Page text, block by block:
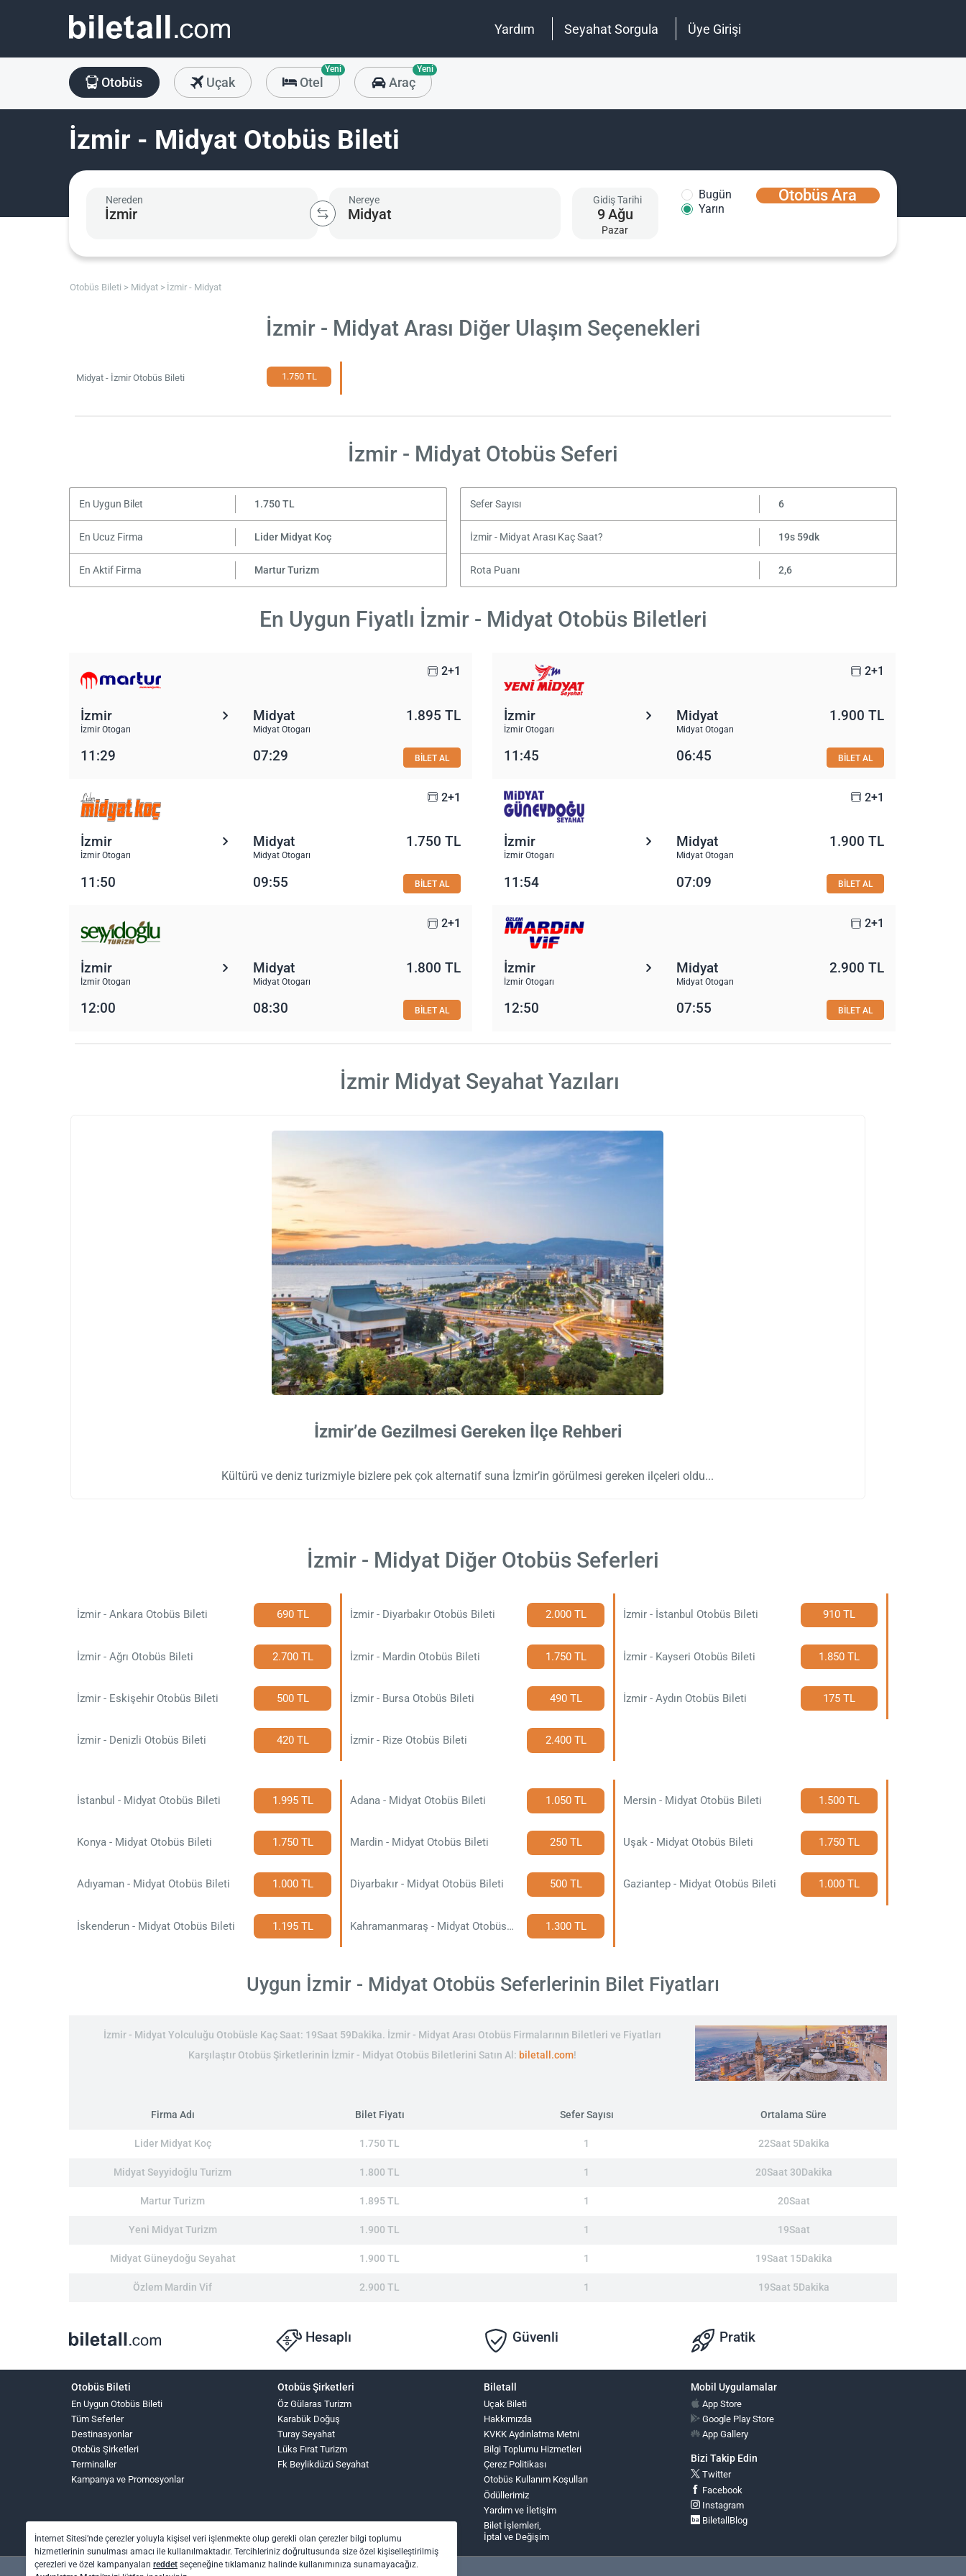
Yardım Seyahat Sorgula Üye Girişi
Otobüs Uçak Otel
Yeni
Araç
Yeni
İzmir - Midyat Otobüs Bileti
Nereden Nereye Gidiş Tarihi
9Ağu
Pazar
Bugün
Yarın
Otobüs Ara
Otobüs Bileti Midyat İzmir - Midyat
İzmir - Midyat Arası Diğer Ulaşım Seçenekleri
Midyat - İzmir Otobüs Bileti 1.750 TL
İzmir - Midyat Otobüs Seferi
En Uygun Bilet 1.750 TL Sefer Sayısı 6
En Ucuz Firma Lider Midyat Koç İzmir - Midyat Arası Kaç Saat? 19s 59dk
En Aktif Firma Martur Turizm Rota Puanı 2,6
En Uygun Fiyatlı İzmir - Midyat Otobüs Biletleri
2+1
İzmir
İzmir Otogarı
Midyat
Midyat Otogarı
1.895 TL
11:29 07:29 BİLET AL
2+1
İzmir
İzmir Otogarı
Midyat
Midyat Otogarı
1.900 TL
11:45 06:45 BİLET AL
2+1
İzmir
İzmir Otogarı
Midyat
Midyat Otogarı
1.750 TL
11:50 09:55 BİLET AL
2+1
İzmir
İzmir Otogarı
Midyat
Midyat Otogarı
1.900 TL
11:54 07:09 BİLET AL
2+1
İzmir
İzmir Otogarı
Midyat
Midyat Otogarı
1.800 TL
12:00 08:30 BİLET AL
2+1
İzmir
İzmir Otogarı
Midyat
Midyat Otogarı
2.900 TL
12:50 07:55 BİLET AL
İzmir Midyat Seyahat Yazıları
İzmir’de Gezilmesi Gereken İlçe Rehberi
Kültürü ve deniz turizmiyle bizlere pek çok alternatif suna İzmir’in görülmesi gereken ilçeleri oldu
İzmir - Midyat Diğer Otobüs Seferleri
İzmir - Ankara Otobüs Bileti 690 TL İzmir - Diyarbakır Otobüs Bileti 2.000 TL İzmir - İstanbul Otobüs Bileti 910 TL
İzmir - Ağrı Otobüs Bileti 2.700 TL İzmir - Mardin Otobüs Bileti 1.750 TL İzmir - Kayseri Otobüs Bileti 1.850 TL
İzmir - Eskişehir Otobüs Bileti 500 TL İzmir - Bursa Otobüs Bileti 490 TL İzmir - Aydın Otobüs Bileti 175 TL
İzmir - Denizli Otobüs Bileti 420 TL İzmir - Rize Otobüs Bileti 2.400 TL
İstanbul - Midyat Otobüs Bileti 1.995 TL Adana - Midyat Otobüs Bileti 1.050 TL Mersin - Midyat Otobüs Bileti 1.500 TL
Konya - Midyat Otobüs Bileti 1.750 TL Mardin - Midyat Otobüs Bileti 250 TL Uşak - Midyat Otobüs Bileti 1.750 TL
Adıyaman - Midyat Otobüs Bileti 1.000 TL Diyarbakır - Midyat Otobüs Bileti 500 TL Gaziantep - Midyat Otobüs Bileti 1.000 TL
İskenderun - Midyat Otobüs Bileti 1.195 TL Kahramanmaraş - Midyat Otobüs Bileti 1.300 TL
Uygun İzmir - Midyat Otobüs Seferlerinin Bilet Fiyatları
İzmir - Midyat Yolculuğu Otobüsle Kaç Saat: 19Saat 59Dakika. İzmir - Midyat Arası Otobüs Firmalarının Biletleri ve Fiyatları
Karşılaştır Otobüs Şirketlerinin İzmir - Midyat Otobüs Biletlerini Satın Al: biletall.com!
Firma Adı Bilet Fiyatı Sefer Sayısı Ortalama Süre
Lider Midyat Koç 1.750 TL 1 22Saat 5Dakika
Midyat Seyyidoğlu Turizm 1.800 TL 1 20Saat 30Dakika
Martur Turizm 1.895 TL 1 20Saat
Yeni Midyat Turizm 1.900 TL 1 19Saat
Midyat Güneydoğu Seyahat 1.900 TL 1 19Saat 15Dakika
Özlem Mardin Vif 2.900 TL 1 19Saat 5Dakika
Hesaplı Güvenli Pratik
Otobüs Bileti
En Uygun Otobüs Bileti
Tüm Seferler
Destinasyonlar
Otobüs Şirketleri
Terminaller
Kampanya ve Promosyonlar
Otobüs Şirketleri
Öz Gülaras Turizm
Karabük Doğuş
Turay Seyahat
Lüks Fırat Turizm
Fk Beylikdüzü Seyahat
Biletall
Uçak Bileti
Hakkımızda
KVKK Aydınlatma Metni
Bilgi Toplumu Hizmetleri
Çerez Politikası
Otobüs Kullanım Koşulları
Ödüllerimiz
Yardım ve İletişim
Bilet İşlemleri,
İptal ve Değişim
Mobil Uygulamalar
App Store
Google Play Store
App Gallery
Bizi Takip Edin
Twitter
Facebook
Instagram
BiletallBlog
İnternet Sitesi’nde çerezler yoluyla kişisel veri işlenmekte olup gerekli olan çerezler bilgi toplumu
hizmetlerinin sunulması amacı ile kullanılmaktadır. Tercihleriniz doğrultusunda size özel kişiselleştirilmiş
çerezleri ve özel kampanyaları reddet seçeneğine tıklamanız halinde kullanımınıza sunamayacağız.